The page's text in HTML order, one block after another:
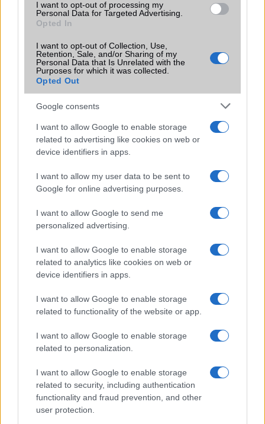
I want to opt-out of processing my
Personal Data for Targeted Advertising.
Opted In
I want to opt-out of Collection, Use,
Retention, Sale, and/or Sharing of my
Personal Data that Is Unrelated with the
Purposes for which it was collected.
Opted Out
Google consents
I want to allow Google to enable storage
related to advertising like cookies on web or
device identifiers in apps.
I want to allow my user data to be sent to
Google for online advertising purposes.
I want to allow Google to send me
personalized advertising.
I want to allow Google to enable storage
related to analytics like cookies on web or
device identifiers in apps.
I want to allow Google to enable storage
related to functionality of the website or app.
I want to allow Google to enable storage
related to personalization.
I want to allow Google to enable storage
related to security, including authentication
functionality and fraud prevention, and other
user protection.
Rekordközeli bírságot kapott a Google
Európában: közel egymilliárd eurót kell
fizetnie a DMA megsértése miatt
2026.07.24
Az Európai Bizottság szerint a vállalat jogellenesen részesítette
előnyben saját szolgáltatásait a keresőben, valamint korlátozta az
alkalmazásfejlesztőket a Google Play áruházban.
Pixel 11a: kiszivárogtak az első részletek
– új Tensor G6 chipet és fényesebb
kijelzőt kaphat
2026.07.18
Bár a Pixel 11 még be sem mutatkozott, máris kiszivárogtak az első
modernebb processzort, fényesebb kijelzőt és új színeket hozhat, de
egy fontos területen visszalépést is jelenthet.
Komoly adatvédelmi aggályok merültek fel
a Gboard kapcsán: mit tud rólad a Google
billentyűzete?
2026.07.12
A telefon egyik leggyakrabban használt alkalmazása érzékeny
információkhoz férhet hozzá, ezért sokan alternatív billentyűzetek
használatát javasolják.
További hírek
Mennyibe kerül
Keressen a telefonboltok ajánlatai között!